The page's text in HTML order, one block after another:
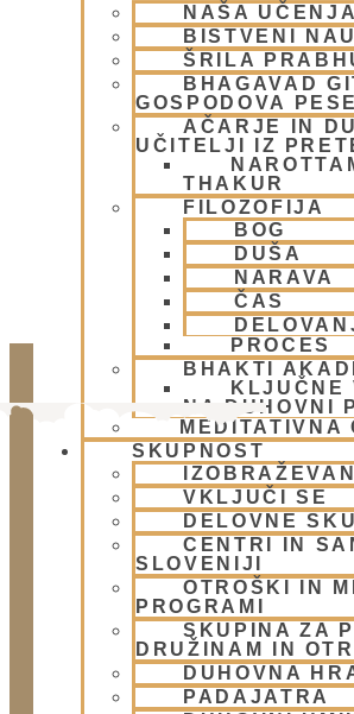
NAŠA UČENJA
BISTVENI
ŠRILA
BHAGAVAD
GOSPODOVA
AČARJE IN
UČITELJI IZ
THAKUR
FILOZOFIJA
BOG
DUŠA
NARAVA
ČAS
PROCES
BHAKTI
KLJUČNE
NA DUHOVNI
MEDITATIVNA
SKUPNOST
VKLJUČI SE
DELOVNE
CENTRI IN
SLOVENIJI
OTROŠKI IN
PROGRAMI
SKUPINA ZA
DRUŽINAM IN
DUHOVNA
PADAJATRA
NEDELJSKO SREČANJE -
LJUBLJANA
Klikni gumb spodaj.
Doniraj